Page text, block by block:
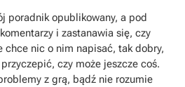
poradnik opublikowany, a pod
i zastanawia się, czy
chce nic o nim napisać, tak dobry,
czy może jeszcze coś.
z grą, bądź nie rozumie